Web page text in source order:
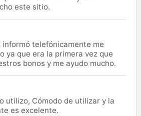
este sitio.
informó telefónicamente me
ya que era la primera vez que
bonos y me ayudo mucho.
utilizo, Cómodo de utilizar y la
es excelente.